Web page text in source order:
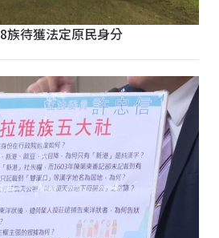
族待獲法定原民身分